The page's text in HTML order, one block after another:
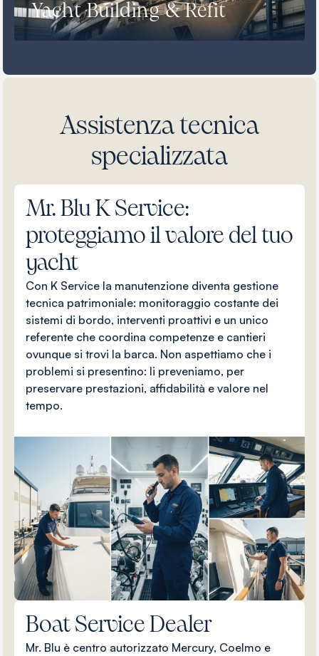
Yacht Building & Refit
Assistenza tecnica
specializzata
Mr. Blu K Service:
proteggiamo il valore del tuo
yacht
Con K Service la manutenzione diventa gestione
tecnica patrimoniale: monitoraggio costante dei
sistemi di bordo, interventi proattivi e un unico
referente che coordina competenze e cantieri
ovunque si trovi la barca. Non aspettiamo che i
problemi si presentino: li preveniamo, per
preservare prestazioni, affidabilità e valore nel
tempo.
Boat Service Dealer
Mr. Blu è centro autorizzato Mercury, Coelmo e